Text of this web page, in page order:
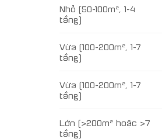
Nhỏ (50-100m², 1-4
tầng)
Vừa (100-200m², 1-7
tầng)
Vừa (100-200m², 1-7
tầng)
Lớn (>200m² hoặc >7
tầng)